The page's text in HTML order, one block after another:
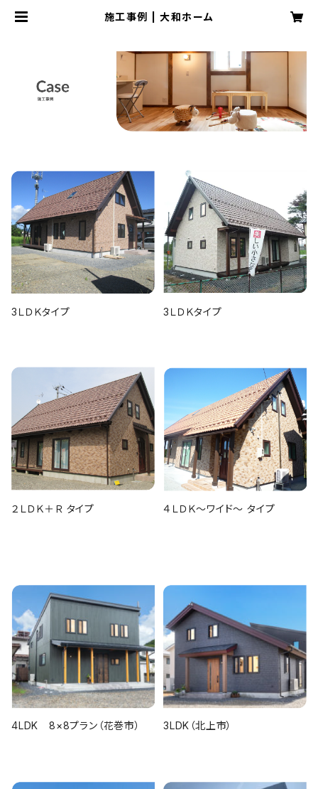
施工事例 | 大和ホーム
3ＬＤＫタイプ 3ＬＤＫタイプ
２ＬＤＫ＋Ｒ タイプ ４ＬＤＫ～ワイド～ タイプ
4LDK 8×8プラン（花巻市） 3LDK（北上市）